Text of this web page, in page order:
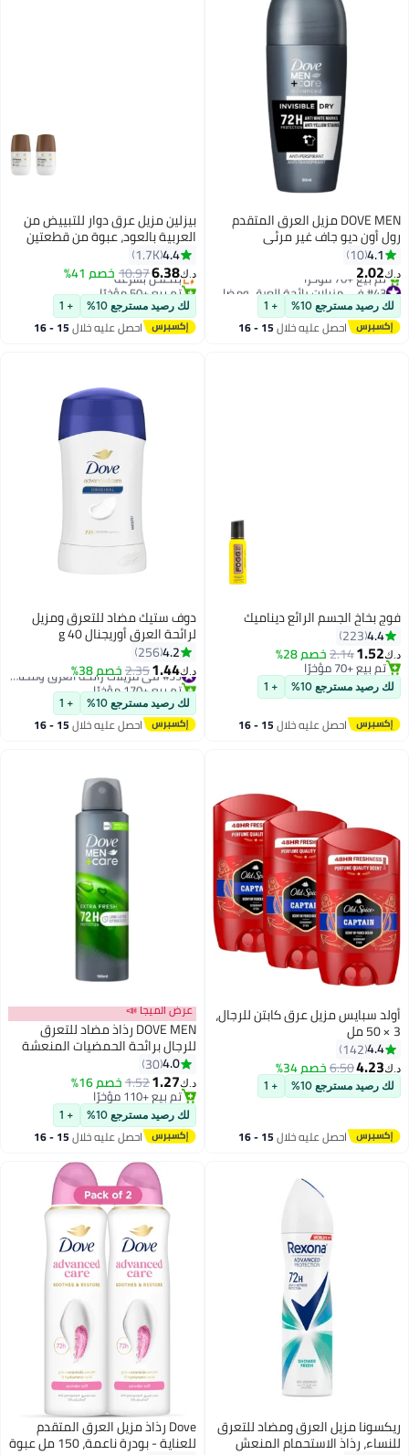
DOVE MEN مزيل العرق المتقدم
رول أون ديو جاف غير مرئي
4.1
10
د.ك‏2.02
بتخلّص بسرعة
تم بيع +70 مؤخرًا
لك رصيد مسترجع 10% + 1
احصل عليه خلال 15 - 16
بيزلين مزيل عرق دوار للتبييض من
العربية بالعود، عبوة من قطعتين
4.4
1.7K
د.ك‏6.38
10.97خصم 41% بتخلّص بسرعة
تم بيع +50 مؤخرًا
بتخلّص بسرعة
لك رصيد مسترجع 10% + 1
احصل عليه خلال 15 - 16
فوج بخاخ الجسم الرائع ديناميك
4.4
223
د.ك‏1.52
2.14خصم 28%
تم بيع +70 مؤخرًا
تم بيع +70 مؤخرًا
لك رصيد مسترجع 10% + 1
احصل عليه خلال 15 - 16
دوف ستيك مضاد للتعرق ومزيل
لرائحة العرق أوريجنال 40 g
4.2
256
د.ك‏1.44
2.35خصم 38%
تم بيع +170 مؤخرًا
لك رصيد مسترجع 10% + 1
احصل عليه خلال 15 - 16
أولد سبايس مزيل عرق كابتن للرجال،
3 × 50 مل
4.4
142
د.ك‏4.23
6.50خصم 34%
لك رصيد مسترجع 10% + 1
احصل عليه خلال 15 - 16
عرض الميجا 📣
DOVE MEN رذاذ مضاد للتعرق
للرجال برائحة الحمضيات المنعشة
للغاية
4.0
30
د.ك‏1.27
1.52خصم 16%
تم بيع +110 مؤخرًا
تم بيع +110 مؤخرًا
لك رصيد مسترجع 10% + 1
احصل عليه خلال 15 - 16
ريكسونا مزيل العرق ومضاد للتعرق
للنساء، رذاذ الاستحمام المنعش
Dove رذاذ مزيل العرق المتقدم
للعناية - بودرة ناعمة، 150 مل عبوة